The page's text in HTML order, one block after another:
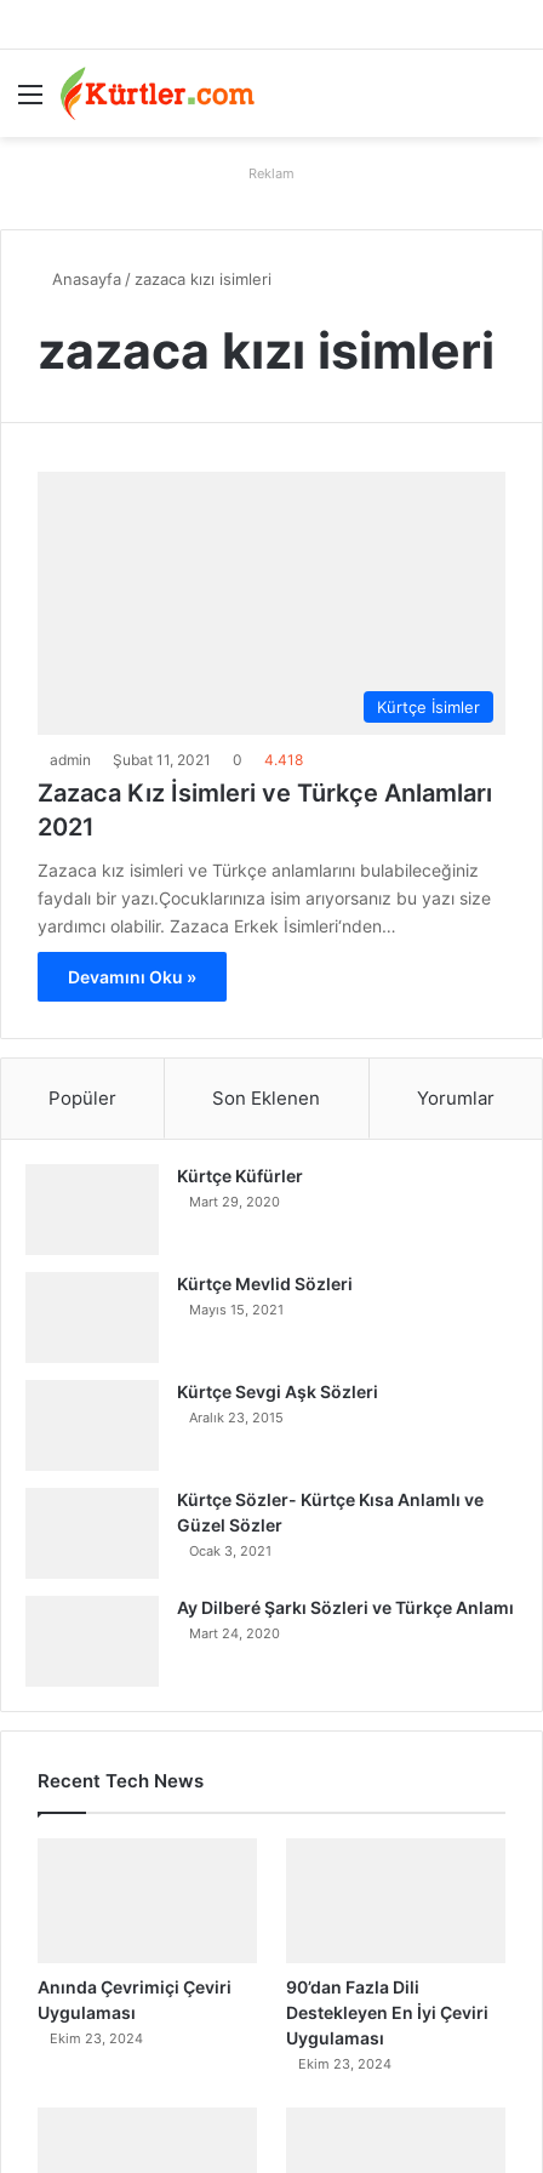
Menü
Reklam
Anasayfa / zazaca kızı isimleri
zazaca kızı isimleri
Kürtçe İsimler
admin Şubat 11, 2021 0 4.418
Zazaca Kız İsimleri ve Türkçe Anlamları
2021
Zazaca kız isimleri ve Türkçe anlamlarını bulabileceğiniz
faydalı bir yazı.Çocuklarınıza isim arıyorsanız bu yazı size
yardımcı olabilir. Zazaca Erkek İsimleri‘nden…
Devamını Oku »
Popüler Son Eklenen Yorumlar
Kürtçe Küfürler
Mart 29, 2020
Kürtçe Mevlid Sözleri
Mayıs 15, 2021
Kürtçe Sevgi Aşk Sözleri
Aralık 23, 2015
Kürtçe Sözler- Kürtçe Kısa Anlamlı ve
Güzel Sözler
Ocak 3, 2021
Ay Dilberé Şarkı Sözleri ve Türkçe Anlamı
Mart 24, 2020
Recent Tech News
Anında Çevrimiçi Çeviri
Uygulaması
Ekim 23, 2024
90’dan Fazla Dili
Destekleyen En İyi Çeviri
Uygulaması
Ekim 23, 2024